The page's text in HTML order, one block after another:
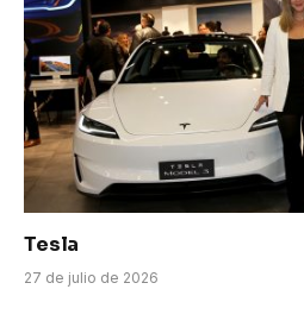
Tesla
27 de julio de 2026